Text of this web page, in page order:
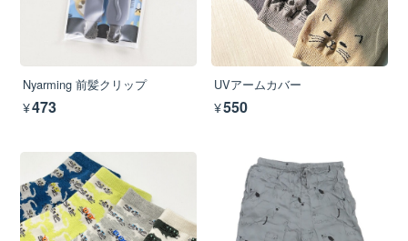
Nyarming 前髪クリップ
¥473
UVアームカバー
¥550